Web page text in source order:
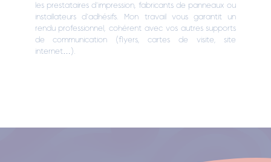
les prestataires d’impression, fabricants de panneaux ou
installateurs d’adhésifs. Mon travail vous garantit un
rendu professionnel, cohérent avec vos autres supports
de communication (flyers, cartes de visite, site
internet…).